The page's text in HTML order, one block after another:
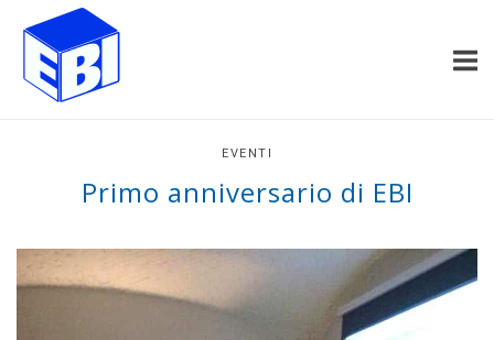
Passa
contenuto
Home
EVENTI
Primo anniversario di EBI